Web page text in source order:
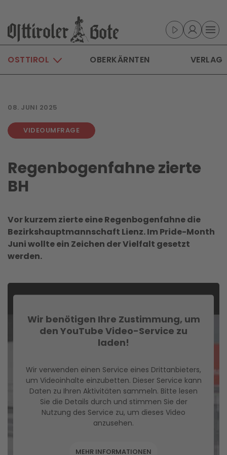
Skip to main content
OSTTIROL OBERKÄRNTEN VERLAG
08. JUNI 2025
VIDEOUMFRAGE
Regenbogenfahne zierte
BH
Vor kurzem zierte eine Regenbogenfahne die
Bezirkshauptmannschaft Lienz. Im Pride-Month
Juni wollte ein Zeichen der Vielfalt gesetzt
werden.
Wir benötigen Ihre Zustimmung, um
den YouTube Video-Service zu
laden!
Wir verwenden einen Service eines Drittanbieters,
um Videoinhalte einzubetten. Dieser Service kann
Daten zu Ihren Aktivitäten sammeln. Bitte lesen
Sie die Details durch und stimmen Sie der
Nutzung des Service zu, um dieses Video
anzusehen.
MEHR INFORMATIONEN